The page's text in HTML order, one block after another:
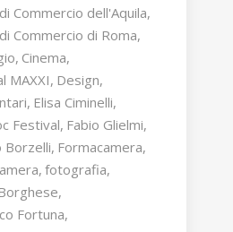
Commercio dell'Aquila
Commercio di Roma
Cinema
MAXXI Design
Elisa Ciminelli
Festival Fabio Glielmi
Borzelli Formacamera
fotografia
Fortuna